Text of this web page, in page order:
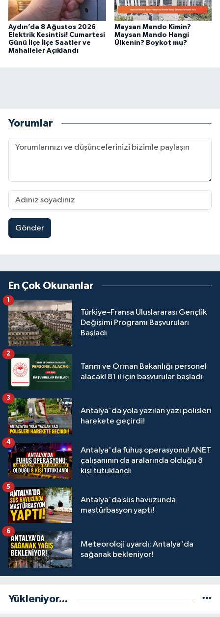
Aydın’da 8 Ağustos 2026
Elektrik Kesintisi! Cumartesi
Günü İlçe İlçe Saatler ve
Mahalleler Açıklandı
Maysan Mando Kimin?
Maysan Mando Hangi
Ülkenin? Boykot mu?
Yorumlar
Gönder
En Çok Okunanlar
Türkiye–Fransa Uluslararası Gençlik
Değişimi Programı Başvuruları
Başladı
1
Tarım ve Orman Bakanlığı personel
alacak! 81 il için başvurular başladı
2
Antalya'da yola yazılan yazı polisleri
harekete geçirdi!
3
Antalya'da fuhuş operasyonu! ANET
çalışanının da aralarında olduğu 8
kişi tutuklandı
4
Antalya'da süs havuzunda
mastürbasyon yaptı!
5
Meteoroloji uyardı: Antalya'da
sağanak bekleniyor!
6
Yükleniyor...